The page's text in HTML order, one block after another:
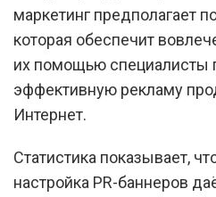
маркетинг предполагает
которая обеспечит
их помощью специалисты
эффективную рекламу
Интернет.
Статистика показывает,
настройка PR-баннеров